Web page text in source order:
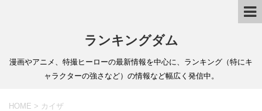
ランキングダム
漫画やアニメ、特撮ヒーローの最新情報を中心に、ランキング（特にキ
ャラクターの強さなど）の情報など幅広く発信中。
HOME > カイザ